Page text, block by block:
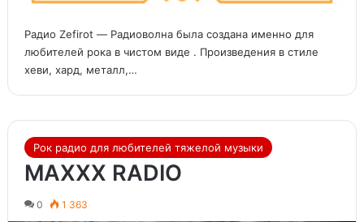
Радио Zefirot — Радиоволна была создана именно для
любителей рока в чистом виде . Произведения в стиле
хеви, хард, металл,…
Рок радио для любителей тяжелой музыки
MAXXX RADIO
0 1 363